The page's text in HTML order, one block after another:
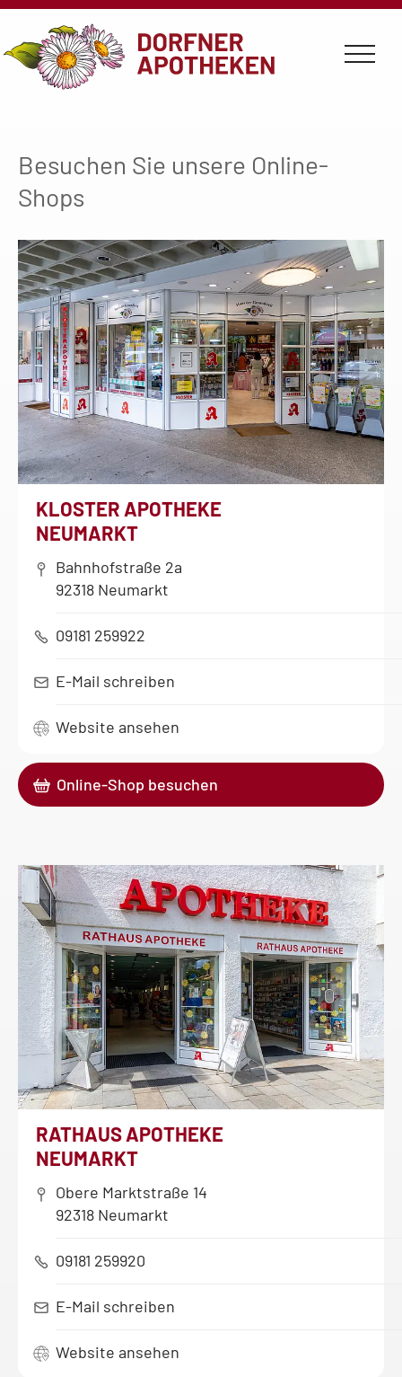
Besuchen Sie unsere Online-
Shops
KLOSTER APOTHEKE
NEUMARKT
Bahnhofstraße 2a
92318 Neumarkt
09181 259922
E-Mail schreiben
Website ansehen
Online-Shop besuchen
RATHAUS APOTHEKE
NEUMARKT
Obere Marktstraße 14
92318 Neumarkt
09181 259920
E-Mail schreiben
Website ansehen